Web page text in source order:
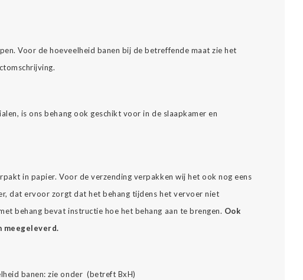
Voor de hoeveelheid banen bij de betreffende maat zie het
is ons behang ook geschikt voor in de slaapkamer en
in papier. Voor de verzending verpakken wij het ook nog eens
dat ervoor zorgt dat het behang tijdens het vervoer niet
behang bevat instructie hoe het behang aan te brengen. Ook
meegeleverd.
banen: zie onder (betreft BxH)